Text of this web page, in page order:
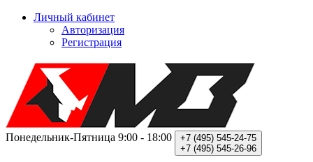
Личный кабинет
Авторизация
Регистрация
Понедельник-Пятница 9:00 - 18:00 +7 (495) 545-24-75
+7 (495) 545-26-96